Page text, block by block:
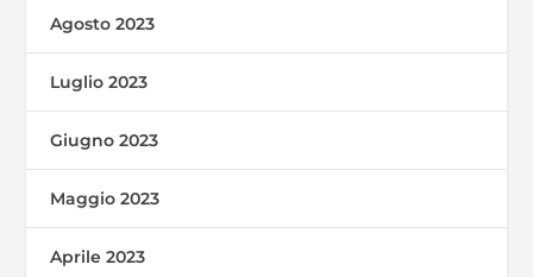
Agosto 2023
Luglio 2023
Giugno 2023
Maggio 2023
Aprile 2023